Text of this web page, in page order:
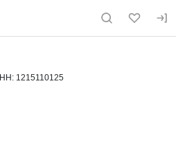
по сайту fruitinfo.ru
о компании
1215110125